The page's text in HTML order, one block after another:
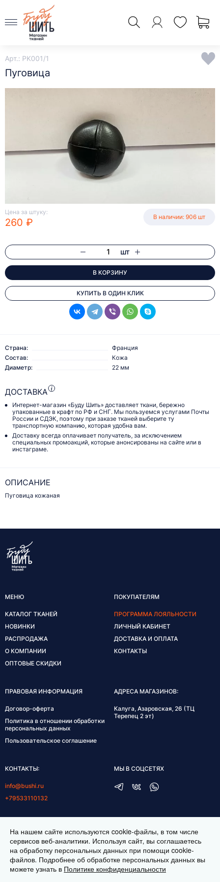
Арт.: PK001/1
Пуговица
Цена за штуку:
260 ₽ В наличии: 906 шт
шт
В КОРЗИНУ
КУПИТЬ В ОДИН КЛИК
Страна:
Франция
Состав:
Кожа
Диаметр:
22 мм
ДОСТАВКА
Интернет-магазин «Буду Шить» доставляет ткани, бережно
упакованные в крафт по РФ и СНГ. Мы пользуемся услугами Почты
России и СДЭК, поэтому при заказе тканей выберите ту
транспортную компанию, которая удобна вам.
Доставку всегда оплачивает получатель, за исключением
специальных промоакций, которые анонсированы на сайте или в
инстаграме.
ОПИСАНИЕ
Пуговица кожаная
МЕНЮ
КАТАЛОГ ТКАНЕЙ
НОВИНКИ
РАСПРОДАЖА
О КОМПАНИИ
ОПТОВЫЕ СКИДКИ
ПОКУПАТЕЛЯМ
ПРОГРАММА ЛОЯЛЬНОСТИ
ЛИЧНЫЙ КАБИНЕТ
ДОСТАВКА И ОПЛАТА
КОНТАКТЫ
ПРАВОВАЯ ИНФОРМАЦИЯ
Договор-оферта
Политика в отношении обработки
персональных данных
Пользовательское соглашение
АДРЕСА МАГАЗИНОВ:
Калуга, Азаровская, 26 (ТЦ
Терепец 2 эт)
КОНТАКТЫ:
info@bushi.ru
+79533110132
пн-пт 10:00-19:00
сб 11:00-17:00
МЫ В СОЦСЕТЯХ
На нашем сайте используются cookie-файлы, в том числе
сервисов веб-аналитики. Используя сайт, вы соглашаетесь
на обработку персональных данных при помощи cookie-
файлов. Подробнее об обработке персональных данных вы
можете узнать в Политике конфиденциальности